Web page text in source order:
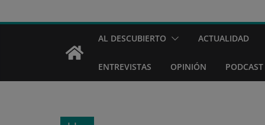
AL DESCUBIERTO ACTUALIDAD
ENTREVISTAS OPINIÓN PODCAST